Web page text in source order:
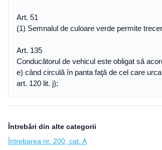
Art. 51
(1) Semnalul de culoare verde permite
Art. 135
Conducătorul de vehicul este obligat să
e) când circulă în panta faţă de cel care
art. 120 lit. j);
Întrebări din alte categorii
Întrebarea nr. 200, cat. A